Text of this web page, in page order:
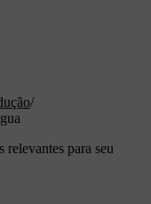
/
relevantes para seu